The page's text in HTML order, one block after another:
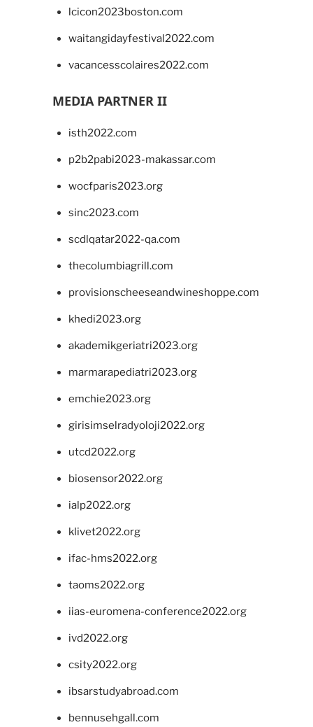
lcicon2023boston.com
waitangidayfestival2022.com
vacancesscolaires2022.com
MEDIA PARTNER II
isth2022.com
p2b2pabi2023-makassar.com
wocfparis2023.org
sinc2023.com
scdlqatar2022-qa.com
thecolumbiagrill.com
provisionscheeseandwineshoppe.com
khedi2023.org
akademikgeriatri2023.org
marmarapediatri2023.org
emchie2023.org
girisimselradyoloji2022.org
utcd2022.org
biosensor2022.org
ialp2022.org
klivet2022.org
ifac-hms2022.org
taoms2022.org
iias-euromena-conference2022.org
ivd2022.org
csity2022.org
ibsarstudyabroad.com
bennusehgall.com